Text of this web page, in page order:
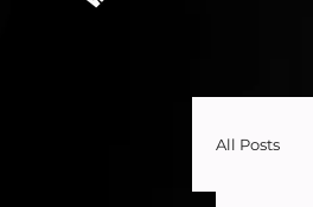
All Posts